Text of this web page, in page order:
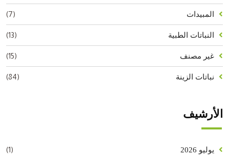
المبيدات (7)
النباتات الطبية (13)
غير مصنف (15)
نباتات الزينة (84)
الأرشيف
يوليو 2026 (1)